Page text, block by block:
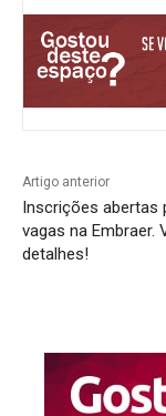
Artigo anterior
Inscrições abertas
vagas na Embraer.
detalhes!